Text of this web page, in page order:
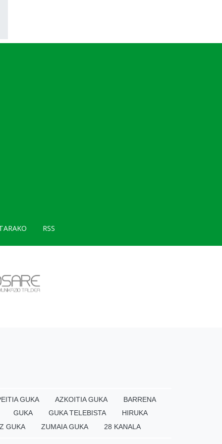
RSS
GUKA AZKOITIA GUKA
BARRENA
GUKA
GUKA TELEBISTA
HIRUKA
GUKA
ZUMAIA GUKA 28 KANALA